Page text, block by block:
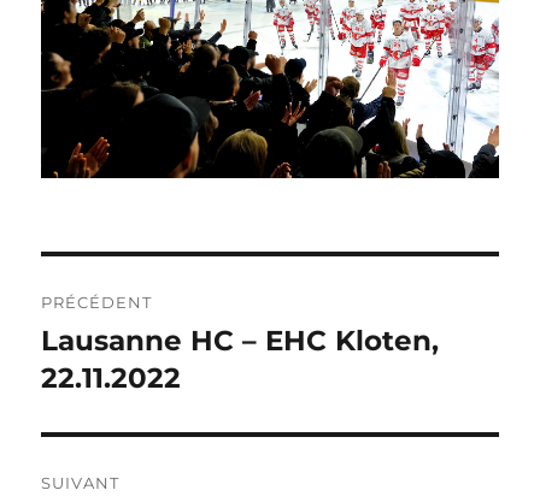
DE
L’ARTICLE
PRÉCÉDENT
Publication
précédente :
Lausanne HC – EHC Kloten,
22.11.2022
SUIVANT